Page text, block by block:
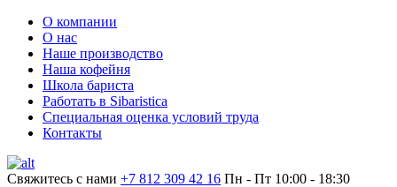
О компании
О нас
Наше производство
Наша кофейня
Школа бариста
Работать в Sibaristica
Специальная оценка условий труда
Контакты
Свяжитесь с нами +7 812 309 42 16 Пн - Пт 10:00 - 18:30